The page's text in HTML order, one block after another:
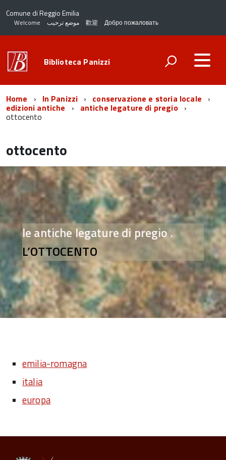
Comune di Reggio Emilia
Welcome موضع ترحيب 歡迎 Добро пожаловать
Biblioteca Panizzi
Home In Panizzi conservazione e storia locale
edizioni antiche antiche legature di pregio
ottocento
ottocento
le antiche legature di pregio .
L’OTTOCENTO
emilia-romagna
italia
europa